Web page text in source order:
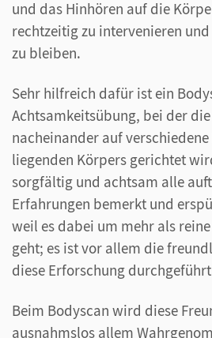
und das Hinhören auf die
rechtzeitig zu intervenieren
zu bleiben.
Sehr hilfreich dafür ist ein
Achtsamkeitsübung, bei der
nacheinander auf verschiedene
liegenden Körpers gerichtet
sorgfältig und achtsam alle
Erfahrungen bemerkt und
weil es dabei um mehr als
geht; es ist vor allem die
diese Erforschung
Beim Bodyscan wird diese
ausnahmslos allem